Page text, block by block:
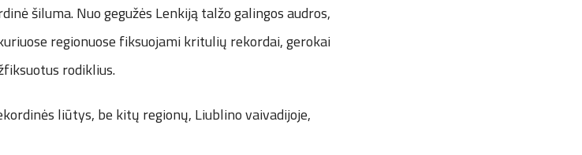
šiluma. Nuo gegužės Lenkiją talžo galingos audros,
regionuose fiksuojami kritulių rekordai, gerokai
rodiklius.
liūtys, be kitų regionų, Liublino vaivadijoje,